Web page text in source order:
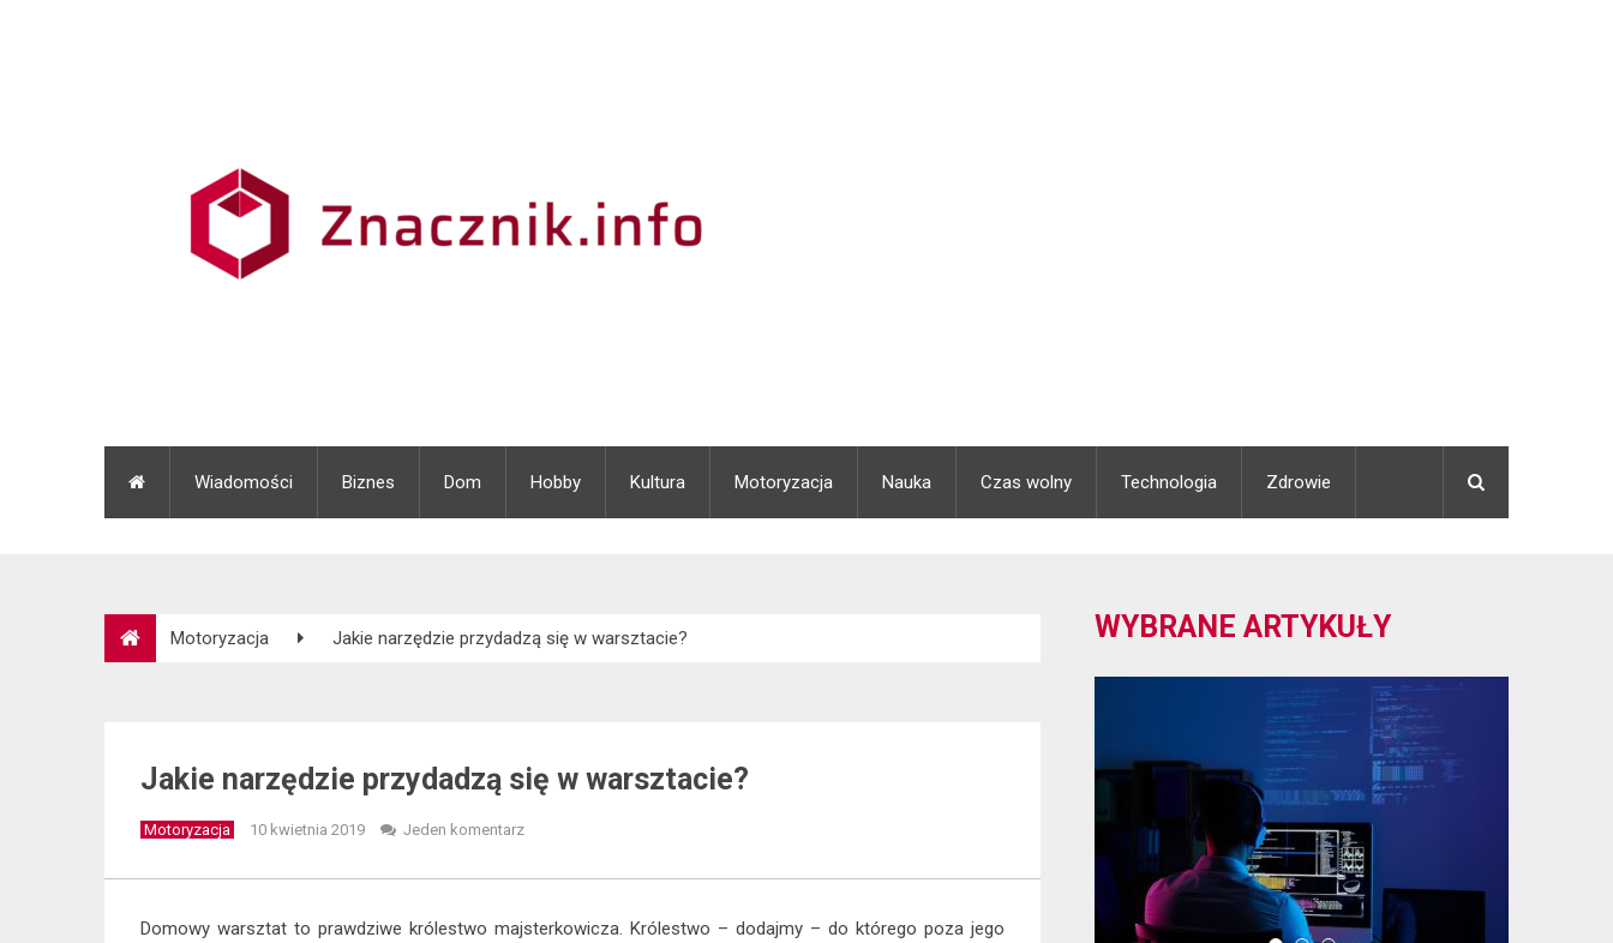
Wiadomości Biznes Dom Hobby Kultura Motoryzacja Nauka Czas wolny Technologia Zdrowie
Motoryzacja Jakie narzędzie przydadzą się w warsztacie?
Jakie narzędzie przydadzą się w warsztacie?
Motoryzacja 10 kwietnia 2019 Jeden komentarz
Domowy warsztat to prawdziwe królestwo majsterkowicza. Królestwo – dodajmy – do którego poza jego
WYBRANE ARTYKUŁY